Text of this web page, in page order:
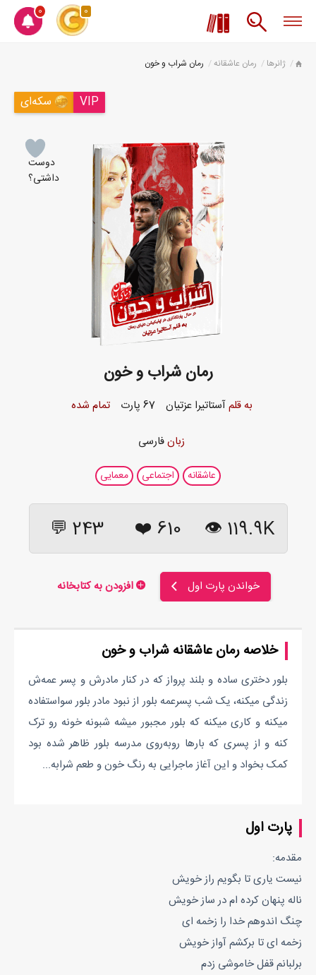
0 0
ژانرها رمان عاشقانه رمان شراب و خون
سکه‌ای VIP
دوست
داشتی؟
رمان شراب و خون
به قلمآستاتیرا عزتیان 67 پارت تمام شده
زبانفارسی
عاشقانه اجتماعی معمایی
119.9K 👁
610
❤️
243 💬
خواندن پارت اول افزودن به کتابخانه
خلاصه رمان عاشقانه شراب و خون
بلور دختری ساده و بلند پرواز که در کنار مادرش و پسر عمه‌ش
زندگی میکنه، یک شب پسرعمه بلور از نبود مادر بلور سواستفاده
میکنه و کاری میکنه که بلور مجبور میشه شبونه خونه رو ترک
کنه و از پسری که بارها روبه‌روی مدرسه بلور ظاهر شده بود
کمک بخواد و این آغاز ماجرایی به رنگ خون و طعم شرابه...
پارت اول
مقدمه:
نیست یاری تا بگویم راز خویش
ناله پنهان کرده ام در ساز خویش
چنگ اندوهم خدا را زخمه ای
زخمه ای تا برکشم آواز خویش
برلبانم قفل خاموشی زدم